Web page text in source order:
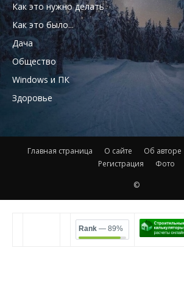
Как это нужно делать
Как это было...
Дача
Общество
Windows и ПК
Здоровье
Главная страница О сайте Об авторе
Регистрация
Фото
©
Rank — 89%